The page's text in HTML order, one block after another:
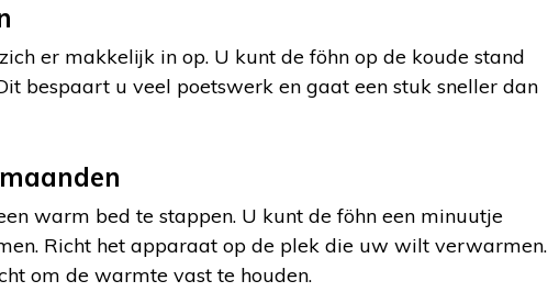
er makkelijk in op. U kunt de föhn op de koude stand
bespaart u veel poetswerk en gaat een stuk sneller dan
warm bed te stappen. U kunt de föhn een minuutje
Richt het apparaat op de plek die uw wilt verwarmen.
om de warmte vast te houden.